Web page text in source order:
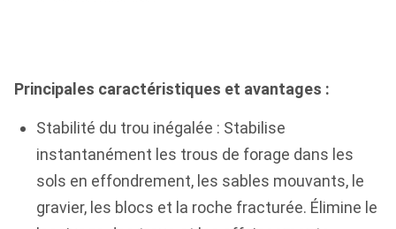
Principales caractéristiques et avantages :
Stabilité du trou inégalée : Stabilise
instantanément les trous de forage dans les
sols en effondrement, les sables mouvants, le
gravier, les blocs et la roche fracturée. Élimine le